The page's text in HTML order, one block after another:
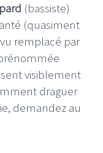
(bassiste)
(quasiment
remplacé par
visiblement
draguer
demandez au